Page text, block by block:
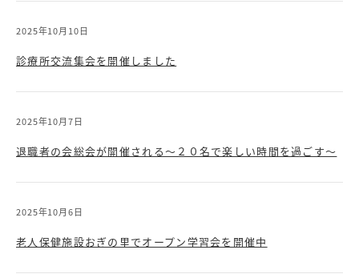
2025年10月10日
診療所交流集会を開催しました
2025年10月7日
退職者の会総会が開催される～２０名で楽しい時間を過ごす～
2025年10月6日
老人保健施設おぎの里でオープン学習会を開催中